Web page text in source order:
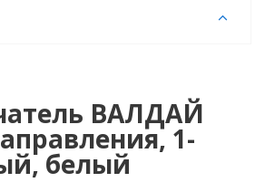
ВАЛДАЙ
1-
белый